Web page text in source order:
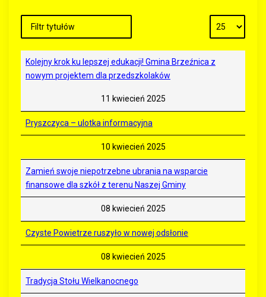
Kolejny krok ku lepszej edukacji! Gmina Brzeźnica z
nowym projektem dla przedszkolaków
11 kwiecień 2025
Pryszczyca – ulotka informacyjna
10 kwiecień 2025
Zamień swoje niepotrzebne ubrania na wsparcie
finansowe dla szkół z terenu Naszej Gminy
08 kwiecień 2025
Czyste Powietrze ruszyło w nowej odsłonie
08 kwiecień 2025
Tradycja Stołu Wielkanocnego